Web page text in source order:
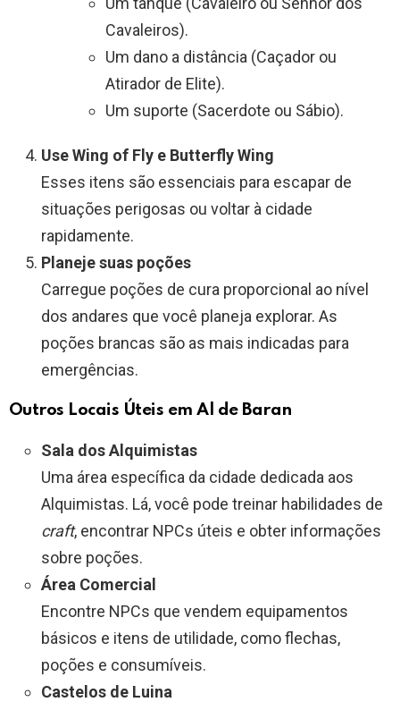
Cavaleiros).
Um dano a distância (Caçador ou
Atirador de Elite).
Um suporte (Sacerdote ou Sábio).
Use Wing of Fly e Butterfly Wing
Esses itens são essenciais para escapar de
situações perigosas ou voltar à cidade
rapidamente.
Planeje suas poções
Carregue poções de cura proporcional ao nível
dos andares que você planeja explorar. As
poções brancas são as mais indicadas para
emergências.
Outros Locais Úteis em Al de Baran
Sala dos Alquimistas
Uma área específica da cidade dedicada aos
Alquimistas. Lá, você pode treinar habilidades de
craft, encontrar NPCs úteis e obter informações
sobre poções.
Área Comercial
Encontre NPCs que vendem equipamentos
básicos e itens de utilidade, como flechas,
poções e consumíveis.
Castelos de Luina